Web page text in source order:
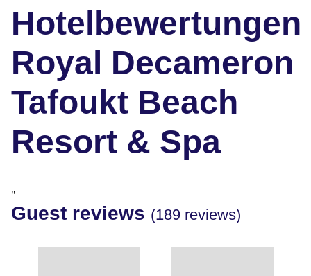
Hotelbewertungen
Royal Decameron
Tafoukt Beach
Resort & Spa
"
Guest reviews (189 reviews)